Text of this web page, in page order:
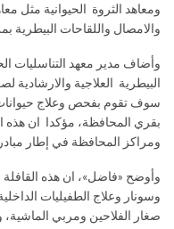
ومعاهد الثروة الحيوانية مثل
والامصال واللقاحات البيطرية
وأضاف مدير معهد التناسليات
البيطرية العلاجية والارشادية
سوف تقوم بفحص وعلاج حيوانات
بقري المحافظة، مؤكدا ان
ومراكز المحافظة في إطار
وأوضح «فاضل»، ان هذه
وسونار وعلاج الطفيليات
صغار الفلاحين ومربي